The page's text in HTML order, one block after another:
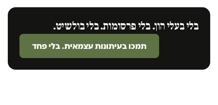
בלי בעלי הון. בלי פרסומות. בלי בולשיט.
תמכו בעיתונות עצמאית. בלי פחד